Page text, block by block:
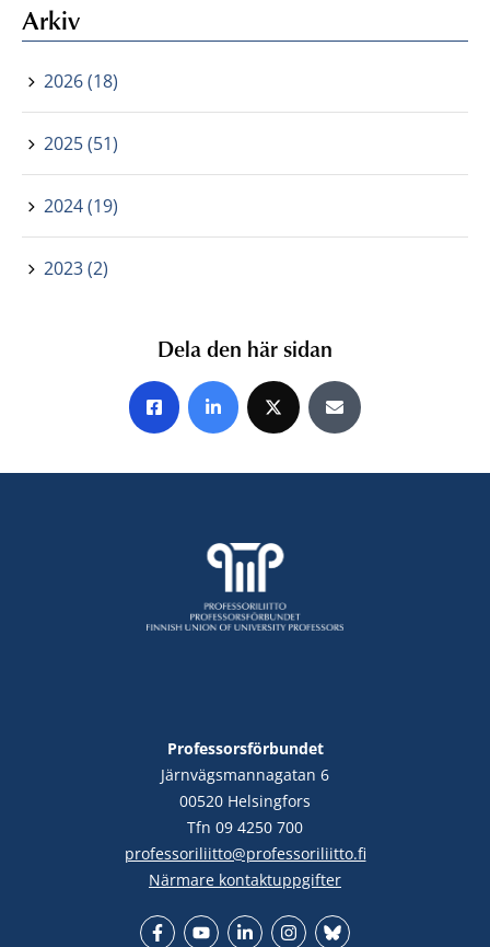
Arkiv
2026 (18)
2025 (51)
2024 (19)
2023 (2)
Dela den här sidan
Share on Facebook
Share on LinkedIn
Share on XShare by E-mail
Professorsförbundet
Järnvägsmannagatan 6
00520 Helsingfors
Tfn 09 4250 700
professoriliitto@professoriliitto.fi
Närmare kontaktuppgifter